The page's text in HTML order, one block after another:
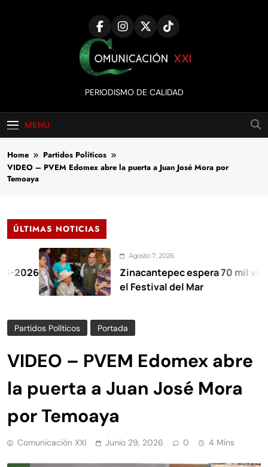
Comunicación
XXI
PERIODISMO DE CALIDAD
MENU
Home
Partidos Políticos
VIDEO – PVEM Edomex abre la puerta a Juan José Mora por
Temoaya
ÚLTIMAS NOTICIAS
Agosto 7, 2026
Zinacantepec espera 70 mil visitantes
el Festival del Mar
Partidos Políticos Portada
VIDEO – PVEM Edomex abre
la puerta a Juan José Mora
por Temoaya
Comunicación XXI Junio 29, 2026 0 4 Mins